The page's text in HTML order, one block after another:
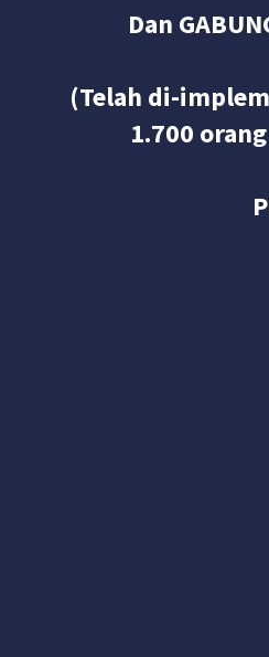
Dan
(Telah di-
1.700